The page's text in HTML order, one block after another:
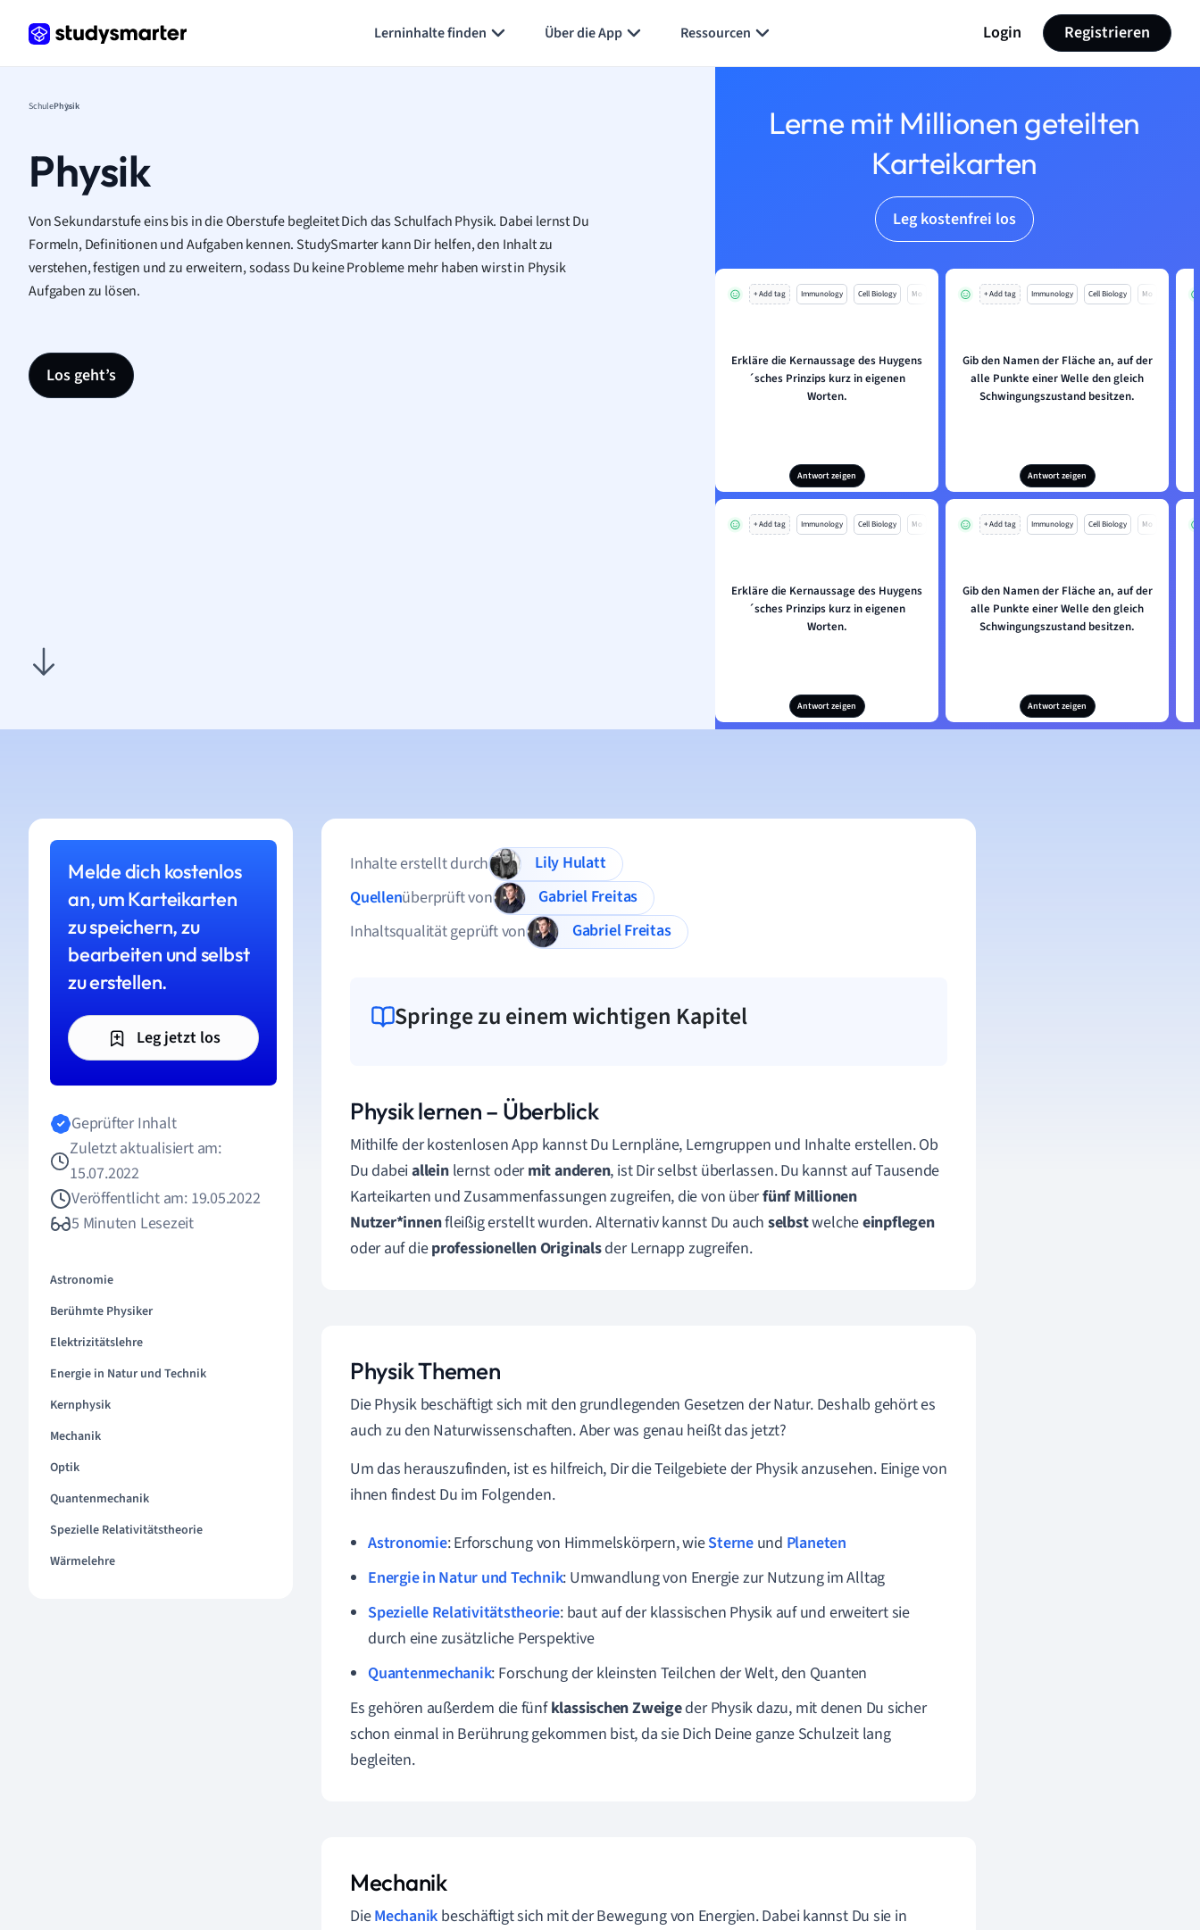
Lerninhalte finden Über die App Ressourcen Login Registrieren
SchulePhysik
Physik
Von Sekundarstufe eins bis in die Oberstufe begleitet Dich das Schulfach Physik. Dabei lernst Du
Formeln, Definitionen und Aufgaben kennen. StudySmarter kann Dir helfen, den Inhalt zu
verstehen, festigen und zu erweitern, sodass Du keine Probleme mehr haben wirst in Physik
Aufgaben zu lösen.
Los geht’s
Lerne mit Millionen geteilten
Karteikarten
Leg kostenfrei los
+ Add tag Immunology Cell Biology Mo
Erkläre die Kernaussage des Huygens
´sches Prinzips kurz in eigenen
Worten.
Antwort zeigen
+ Add tag Immunology Cell Biology Mo
Gib den Namen der Fläche an, auf der
alle Punkte einer Welle den gleich
Schwingungszustand besitzen.
Antwort zeigen
+ Add tag Immunology Cell Biology Mo
Erkläre die Kernaussage des Huygens
´sches Prinzips kurz in eigenen
Worten.
Antwort zeigen
+ Add tag Immunology Cell Biology Mo
Gib den Namen der Fläche an, auf der
alle Punkte einer Welle den gleich
Schwingungszustand besitzen.
Antwort zeigen
Melde dich kostenlos
an, um Karteikarten
zu speichern, zu
bearbeiten und selbst
zu erstellen.
Leg jetzt los
Geprüfter Inhalt
Zuletzt aktualisiert am:
15.07.2022
Veröffentlicht am: 19.05.2022
5 Minuten Lesezeit
Astronomie
Berühmte Physiker
Elektrizitätslehre
Energie in Natur und Technik
Kernphysik
Mechanik
Optik
Quantenmechanik
Spezielle Relativitätstheorie
Wärmelehre
Inhalte erstellt durch
Lily Hulatt
Quellenüberprüft von
Gabriel Freitas
Inhaltsqualität geprüft von
Gabriel Freitas
Springe zu einem wichtigen Kapitel
Physik lernen – Überblick
Mithilfe der kostenlosen App kannst Du Lernpläne, Lerngruppen und Inhalteerstellen. Ob
Du dabeiallein lernst odermitanderen, ist Dir selbst überlassen. Du kannst auf Tausende
Karteikarten und Zusammenfassungen zugreifen, die von überfünf Millionen
Nutzer*innenfleißig erstellt wurden. Alternativ kannst Du auch selbstwelcheeinpflegen
oder auf dieprofessionellenOriginalsder Lernapp zugreifen.
Physik Themen
Die Physik beschäftigt sich mit den grundlegenden Gesetzen der Natur. Deshalb gehört es
auch zu den Naturwissenschaften. Aber was genau heißt das jetzt?
Um das herauszufinden, ist es hilfreich, Dir die Teilgebiete der Physik anzusehen. Einige von
ihnen findest Du im Folgenden.
Astronomie: Erforschung von Himmelskörpern, wieSterneund Planeten
Energie in Natur und Technik: Umwandlung von Energie zur Nutzung im Alltag
Spezielle Relativitätstheorie: baut auf der klassischen Physik auf und erweitert sie
durch eine zusätzliche Perspektive
Quantenmechanik: Forschung der kleinsten Teilchen der Welt, den Quanten
Es gehören außerdem die fünfklassischenZweigeder Physik dazu, mit denen Du sicher
schon einmal in Berührung gekommen bist, da sie Dich Deine ganze Schulzeit lang
begleiten.
Mechanik
DieMechanik beschäftigt sich mit der Bewegung von Energien. Dabei kannst Du sie in